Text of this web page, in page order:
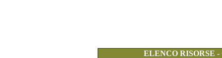
ELENCO RISORSE